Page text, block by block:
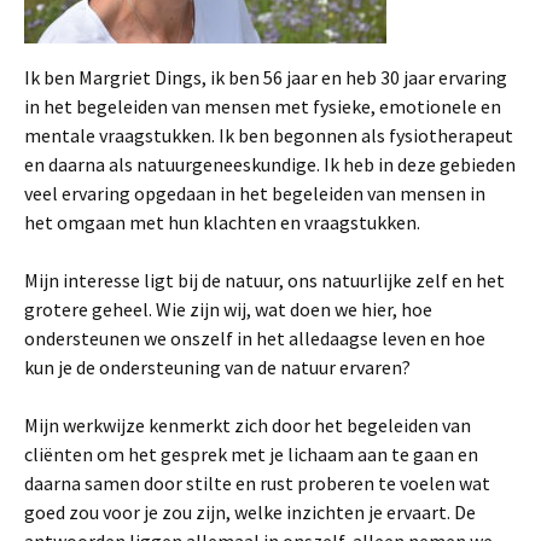
Ik ben Margriet Dings, ik ben 56 jaar en heb 30 jaar ervaring
in het begeleiden van mensen met fysieke, emotionele en
mentale vraagstukken. Ik ben begonnen als fysiotherapeut
en daarna als natuurgeneeskundige. Ik heb in deze gebieden
veel ervaring opgedaan in het begeleiden van mensen in
het omgaan met hun klachten en vraagstukken.
Mijn interesse ligt bij de natuur, ons natuurlijke zelf en het
grotere geheel. Wie zijn wij, wat doen we hier, hoe
ondersteunen we onszelf in het alledaagse leven en hoe
kun je de ondersteuning van de natuur ervaren?
Mijn werkwijze kenmerkt zich door het begeleiden van
cliënten om het gesprek met je lichaam aan te gaan en
daarna samen door stilte en rust proberen te voelen wat
goed zou voor je zou zijn, welke inzichten je ervaart. De